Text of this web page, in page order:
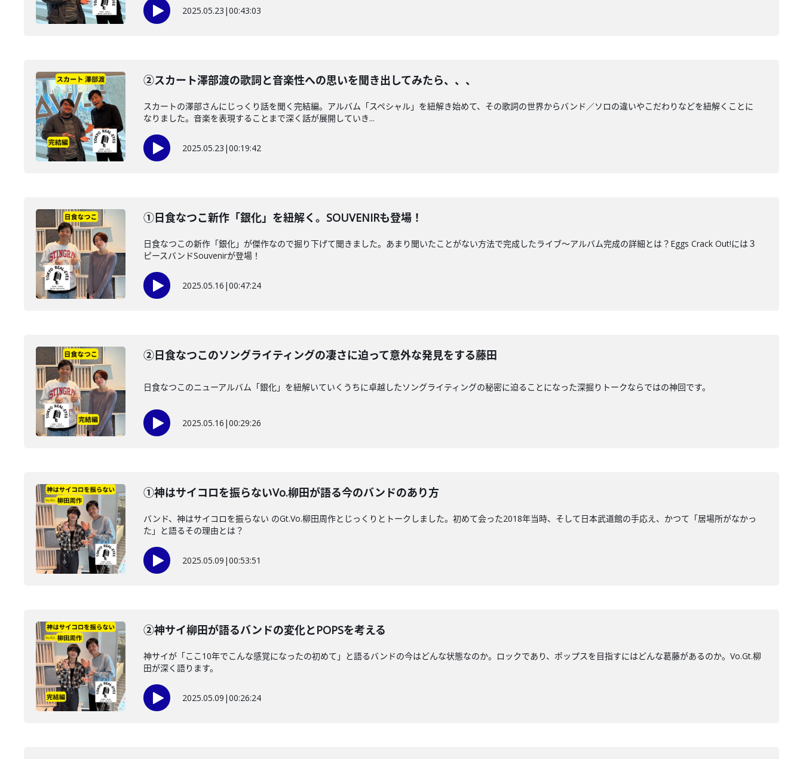
2025.05.23 |00:43:03
②スカート澤部渡の歌詞と音楽性への思いを聞き出してみたら、、、
スカートの澤部さんにじっくり話を聞く完結編。アルバム「スペシャル」を紐解き始めて、その歌詞の世界からバンド／ソロの違いやこだわりなどを紐解くことに
なりました。音楽を表現することまで深く話が展開していき...
2025.05.23 |00:19:42
①日食なつこ新作「銀化」を紐解く。SOUVENIRも登場！
日食なつこの新作「銀化」が傑作なので掘り下げて聞きました。あまり聞いたことがない方法で完成したライブ〜アルバム完成の詳細とは？Eggs Crack Out!には３
ピースバンドSouvenirが登場！
2025.05.16 |00:47:24
②日食なつこのソングライティングの凄さに迫って意外な発見をする藤田
日食なつこのニューアルバム「銀化」を紐解いていくうちに卓越したソングライティングの秘密に迫ることになった深掘りトークならではの神回です。
2025.05.16 |00:29:26
①神はサイコロを振らないVo.柳田が語る今のバンドのあり方
バンド、神はサイコロを振らない のGt.Vo.柳田周作とじっくりとトークしました。初めて会った2018年当時、そして日本武道館の手応え、かつて「居場所がなかっ
た」と語るその理由とは？
2025.05.09 |00:53:51
②神サイ柳田が語るバンドの変化とPOPSを考える
神サイが「ここ10年でこんな感覚になったの初めて」と語るバンドの今はどんな状態なのか。ロックであり、ポップスを目指すにはどんな葛藤があるのか。Vo.Gt.柳
田が深く語ります。
2025.05.09 |00:26:24